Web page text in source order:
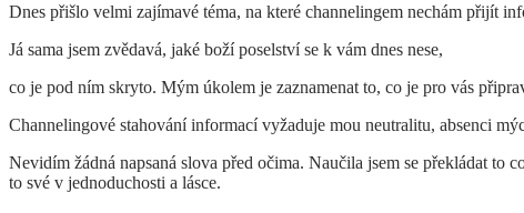
Dnes přišlo velmi zajímavé téma, na které channelingem nechám přijít
Já sama jsem zvědavá, jaké boží poselství se k vám dnes nese,
co je pod ním skryto. Mým úkolem je zaznamenat to, co je pro vás
Channelingové stahování informací vyžaduje mou neutralitu, absenci
Nevidím žádná napsaná slova před očima. Naučila jsem se překládat to
to své v jednoduchosti a lásce.